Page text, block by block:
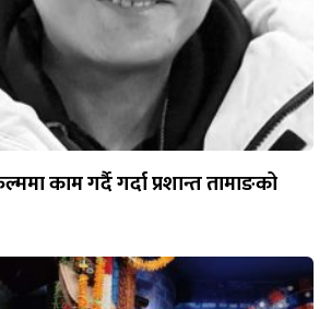
काम गर्दै गर्दा प्रशान्त तामाङको